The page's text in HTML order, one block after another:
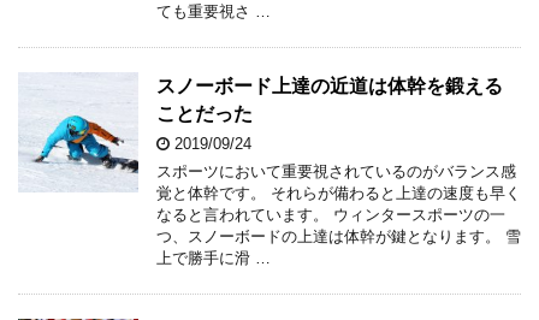
ても重要視さ …
スノーボード上達の近道は体幹を鍛える
ことだった
2019/09/24
スポーツにおいて重要視されているのがバランス感
覚と体幹です。 それらが備わると上達の速度も早く
なると言われています。 ウィンタースポーツの一
つ、スノーボードの上達は体幹が鍵となります。 雪
上で勝手に滑 …